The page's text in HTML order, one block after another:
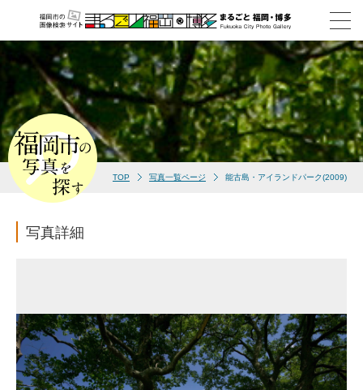
TOP 写真一覧ページ 能古島・アイランドパーク(2009)
写真詳細